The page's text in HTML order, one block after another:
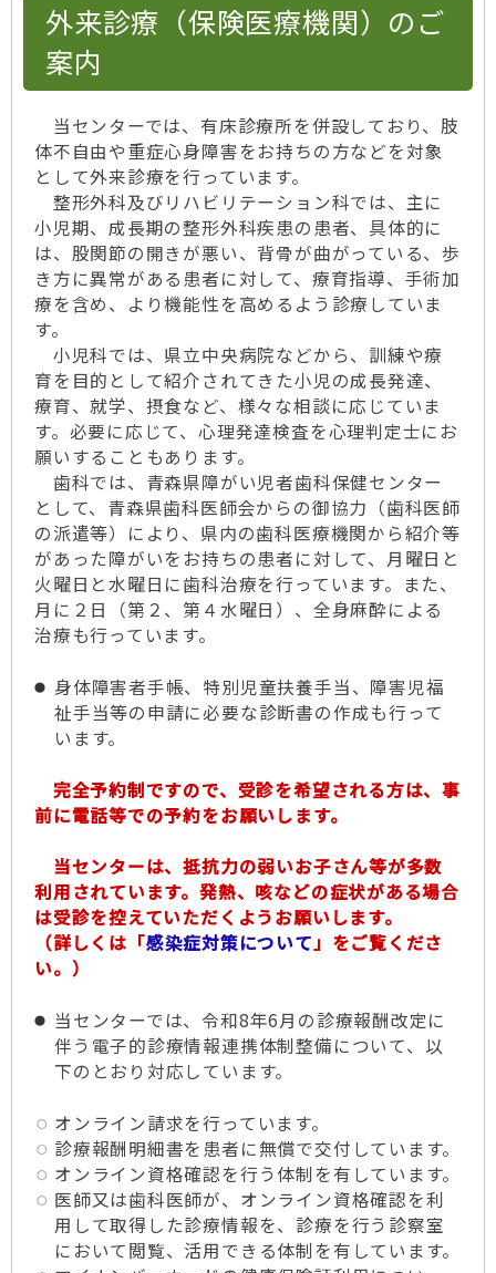
外来診療（保険医療機関）のご
案内
当センターでは、有床診療所を併設しており、肢
体不自由や重症心身障害をお持ちの方などを対象
として外来診療を行っています。
整形外科及びリハビリテーション科では、主に
小児期、成長期の整形外科疾患の患者、具体的に
は、股関節の開きが悪い、背骨が曲がっている、歩
き方に異常がある患者に対して、療育指導、手術加
療を含め、より機能性を高めるよう診療していま
す。
小児科では、県立中央病院などから、訓練や療
育を目的として紹介されてきた小児の成長発達、
療育、就学、摂食など、様々な相談に応じていま
す。必要に応じて、心理発達検査を心理判定士にお
願いすることもあります。
歯科では、青森県障がい児者歯科保健センター
として、青森県歯科医師会からの御協力（歯科医師
の派遣等）により、県内の歯科医療機関から紹介等
があった障がいをお持ちの患者に対して、月曜日と
火曜日と水曜日に歯科治療を行っています。また、
月に２日（第２、第４水曜日）、全身麻酔による
治療も行っています。
身体障害者手帳、特別児童扶養手当、障害児福
祉手当等の申請に必要な診断書の作成も行って
います。
完全予約制ですので、受診を希望される方は、事
前に電話等での予約をお願いします。
当センターは、抵抗力の弱いお子さん等が多数
利用されています。発熱、咳などの症状がある場合
は受診を控えていただくようお願いします。
（詳しくは「感染症対策について」をご覧くださ
い。）
当センターでは、令和8年6月の診療報酬改定に
伴う電子的診療情報連携体制整備について、以
下のとおり対応しています。
オンライン請求を行っています。
診療報酬明細書を患者に無償で交付しています。
オンライン資格確認を行う体制を有しています。
医師又は歯科医師が、オンライン資格確認を利
用して取得した診療情報を、診療を行う診察室
において閲覧、活用できる体制を有しています。